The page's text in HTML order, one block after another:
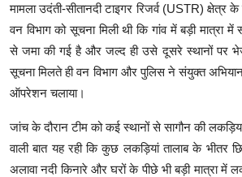
मामला उदंती-सीतानदी टाइगर रिजर्व (USTR) क्षेत्र
वन विभाग को सूचना मिली थी कि गांव में बड़ी मात्रा
से जमा की गई है और जल्द ही उसे दूसरे स्थानों पर
सूचना मिलते ही वन विभाग और पुलिस ने संयुक्त
ऑपरेशन चलाया।
जांच के दौरान टीम को कई स्थानों से सागौन की
वाली बात यह रही कि कुछ लकड़ियां तालाब के भीतर
अलावा नदी किनारे और घरों के पीछे भी बड़ी मात्रा में